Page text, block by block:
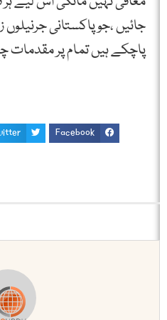
جائیں ،جو پاکستانی جرنیلوں
پاچکے ہیں تمام پر مقدمات
Facebook